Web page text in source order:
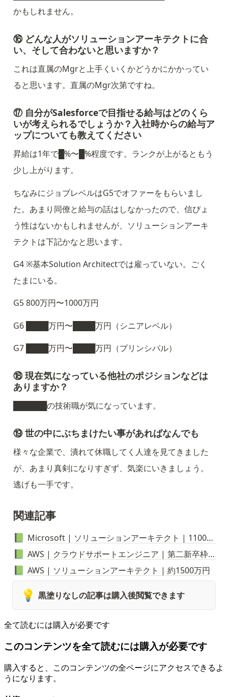
かもしれません。
⑯ どんな人がソリューションアーキテクトに合
い、そして合わないと思いますか？
これは直属のMgrと上手くいくかどうかにかかってい
ると思います。直属のMgr次第ですね。
⑰ 自分がSalesforceで目指せる給与はどのくら
いが考えられるでしょうか？入社時からの給与ア
ップについても教えてください
昇給は1年で█%〜█%程度です。ランクが上がるともう
少し上がります。
ちなみにジョブレベルはG5でオファーをもらいまし
た。あまり同僚と給与の話はしなかったので、信ぴょ
う性はないかもしれませんが、ソリューションアーキ
テクトは下記かなと思います。
G4 ※基本Solution Architectでは雇っていない。ごく
たまにいる。
G5 800万円〜1000万円
G6 ████万円〜████万円（シニアレベル）
G7 ████万円〜████万円（プリンシパル）
⑱ 現在気になっている他社のポジションなどは
ありますか？
██████の技術職が気になっています。
⑲ 世の中にぶちまけたい事があればなんでも
様々な企業で、潰れて休職してく人達を見てきました
が、あまり真剣になりすぎず、気楽にいきましょう。
逃げも一手です。
関連記事
Microsoft | ソリューションアーキテクト | 1100万円
AWS | クラウドサポートエンジニア | 第二新卒枠 | 780万円
AWS | ソリューションアーキテクト | 約1500万円
💡 黒塗りなしの記事は購入後閲覧できます
全て読むには購入が必要です
このコンテンツを全て読むには購入が必要です
購入すると、このコンテンツの全ページにアクセスできるよ
うになります。